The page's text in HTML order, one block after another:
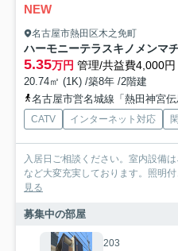
NEW
名古屋市熱田区木之免町
ハーモニーテラスキノメンマ
5.35万円 管理/共益費4,000円
20.74㎡ (1K) /築8年 /2階建
名古屋市営名城線「熱田神宮
CATV インターネット対応
入居日ご相談ください。室内設備
など大変充実しております。照明
見る
募集中の部屋
203